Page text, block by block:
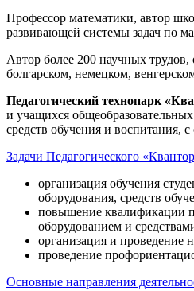
Профессор математики, автор
развивающей системы задач по
Автор более 200 научных
болгарском, немецком,
Педагогический технопарк
и учащихся
средств обучения и воспитания,
Задачи Педагогического
организация обучения
оборудования, средств
повышение квалификации
оборудованием и
организация и проведение
проведение
Основные направления